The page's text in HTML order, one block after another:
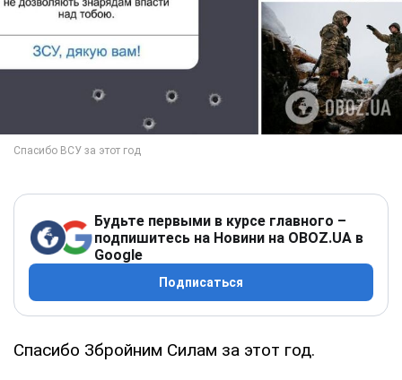
Будьте первыми в курсе главного –
подпишитесь на Новини на OBOZ.UA в
Google
Подписаться
Спасибо Збройним Силам за этот год.